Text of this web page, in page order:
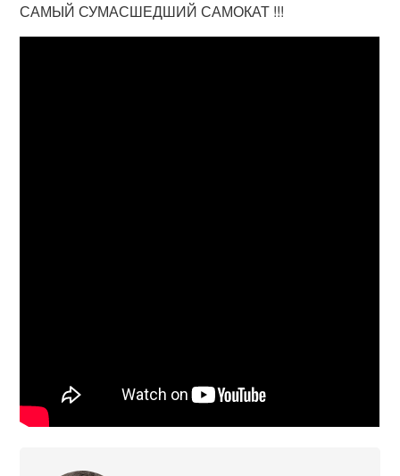
САМЫЙ СУМАСШЕДШИЙ САМОКАТ !!!